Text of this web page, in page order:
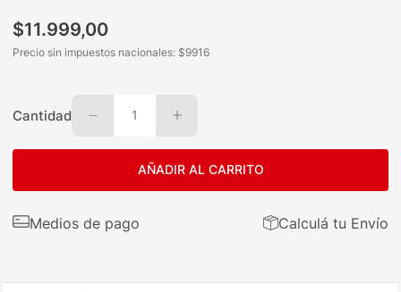
$11.999,00
Precio sin impuestos nacionales: $9916
Cantidad 1
AÑADIR AL CARRITO
Medios de pago Calculá tu Envío